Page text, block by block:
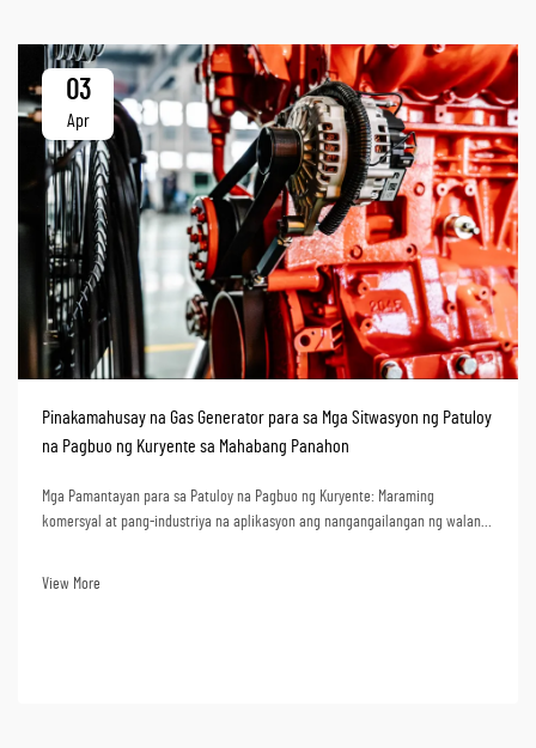
03
Apr
Pinakamahusay na Gas Generator para sa Mga Sitwasyon ng Patuloy
na Pagbuo ng Kuryente sa Mahabang Panahon
Mga Pamantayan para sa Patuloy na Pagbuo ng Kuryente: Maraming
komersyal at pang-industriya na aplikasyon ang nangangailangan ng walang
View More